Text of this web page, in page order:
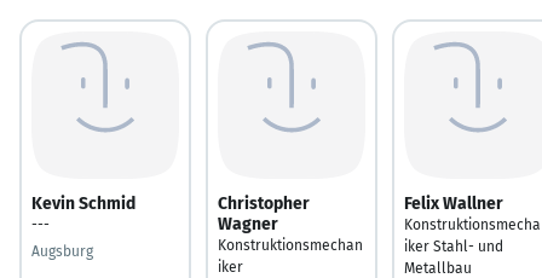
Kevin Schmid
---
Augsburg
Christopher
Wagner
Konstruktionsmechan
iker
Felix Wallner
iker Stahl- und
Metallbau